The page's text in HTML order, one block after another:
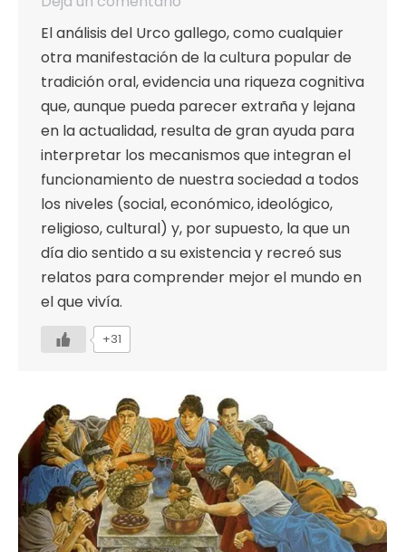
El análisis del Urco gallego, como cualquier
otra manifestación de la cultura popular de
tradición oral, evidencia una riqueza cognitiva
que, aunque pueda parecer extraña y lejana
en la actualidad, resulta de gran ayuda para
interpretar los mecanismos que integran el
funcionamiento de nuestra sociedad a todos
los niveles (social, económico, ideológico,
religioso, cultural) y, por supuesto, la que un
día dio sentido a su existencia y recreó sus
relatos para comprender mejor el mundo en
el que vivía.
+31